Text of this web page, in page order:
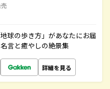
球の歩き方」があなたにお届
言と癒やしの絶景集
詳細を見る